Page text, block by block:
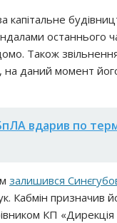
капітальне
останнього
Також
на даний момент
вдарив по
залишився
Кабмін
КП